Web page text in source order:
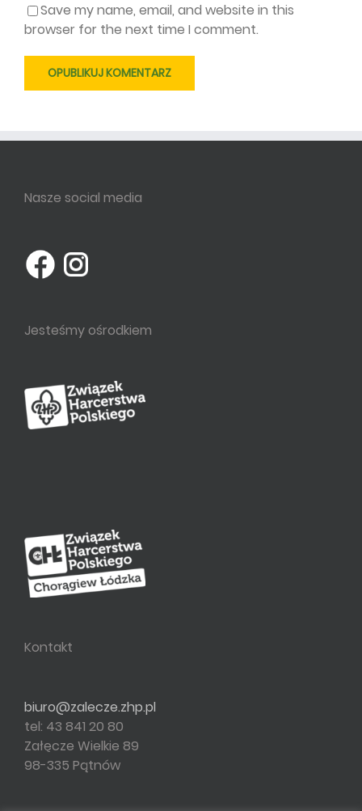
Save my name, email, and website in this
browser for the next time I comment.
Nasze social media
Jesteśmy ośrodkiem
Kontakt
biuro@zalecze.zhp.pl
tel: 43 841 20 80
Załęcze Wielkie 89
98-335 Pątnów